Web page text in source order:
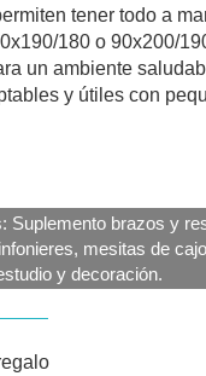
tener todo a
180 o 90x200/
un ambiente
y útiles con
Suplemento brazos y
mesitas de
y decoración.